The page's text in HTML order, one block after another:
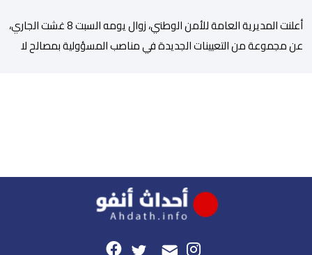
أعلنت المديرية العامة للأمن الوطني، زوال يومه السبت 8 غشت الجاري،
عن مجموعة من التعيينات الجديدة في مناصب المسؤولية بمصالح لا